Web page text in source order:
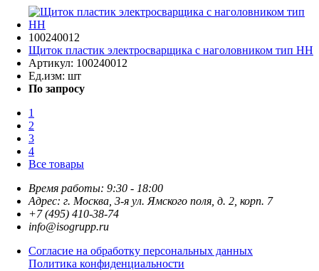
100240012
Щиток пластик электросварщика с наголовником тип НН
Артикул: 100240012
Ед.изм: шт
По запросу
1
2
3
4
Все товары
Время работы: 9:30 - 18:00
Адрес: г. Москва, 3-я ул. Ямского поля, д. 2, корп. 7
+7 (495) 410-38-74
info@isogrupp.ru
Согласие на обработку персональных данных
Политика конфиденциальности